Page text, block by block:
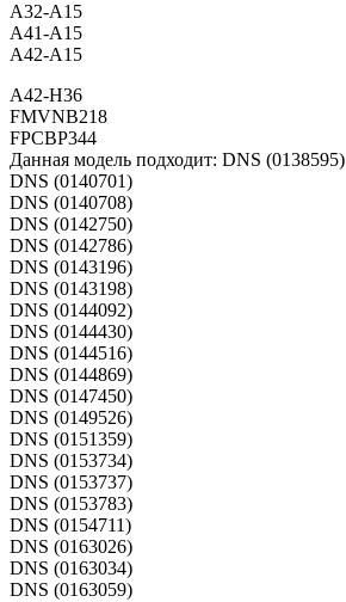
A32-A15
A41-A15
A42-A15
A42-H36
FMVNB218
FPCBP344
Данная модель подходит: DNS (0138595)
DNS (0140701)
DNS (0140708)
DNS (0142750)
DNS (0142786)
DNS (0143196)
DNS (0143198)
DNS (0144092)
DNS (0144430)
DNS (0144516)
DNS (0144869)
DNS (0147450)
DNS (0149526)
DNS (0151359)
DNS (0153734)
DNS (0153737)
DNS (0153783)
DNS (0154711)
DNS (0163026)
DNS (0163034)
DNS (0163059)